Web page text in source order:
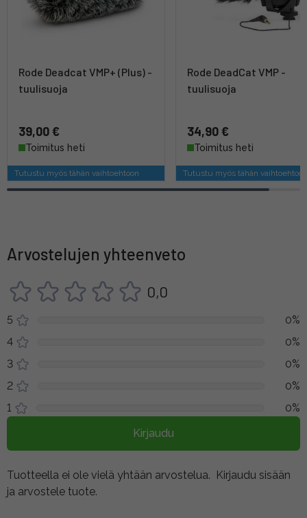
Rode Deadcat VMP+ (Plus) -
tuulisuoja
39,00 €
Toimitus heti
Tutustu myös tähän vaihtoehtoon
Rode DeadCat VMP -
tuulisuoja
34,90 €
Toimitus heti
Tutustu myös tähän
Arvostelujen yhteenveto
0,0
5
0%
4
0%
3
0%
2
0%
1
0%
Kirjaudu
Tuotteella ei ole vielä yhtään arvostelua. Kirjaudu sisään
ja arvostele tuote.